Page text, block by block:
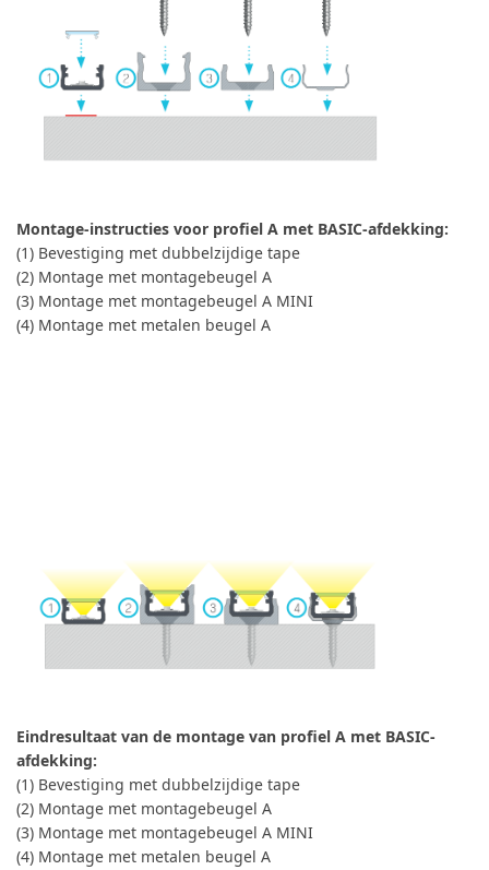
Montage-instructies voor profiel A met BASIC-afdekking:
(1) Bevestiging met dubbelzijdige tape
(2) Montage met montagebeugel A
(3) Montage met montagebeugel A MINI
(4) Montage met metalen beugel A
Eindresultaat van de montage van profiel A met BASIC-
afdekking:
(1) Bevestiging met dubbelzijdige tape
(2) Montage met montagebeugel A
(3) Montage met montagebeugel A MINI
(4) Montage met metalen beugel A